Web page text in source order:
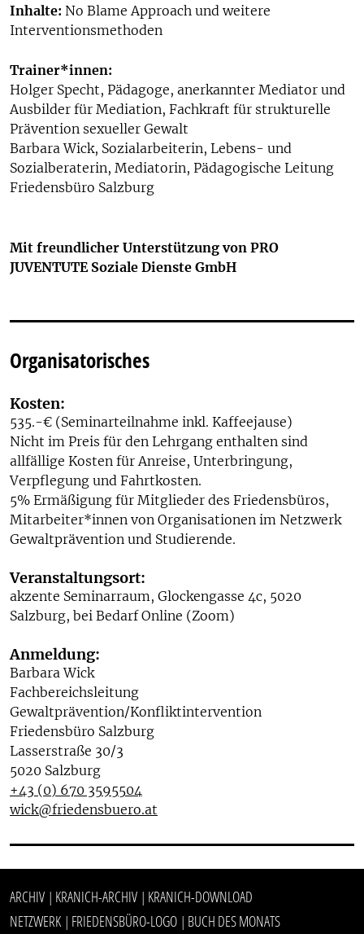
Inhalte: No Blame Approach und weitere
Interventionsmethoden
Trainer*innen:
Holger Specht, Pädagoge, anerkannter Mediator und
Ausbilder für Mediation, Fachkraft für strukturelle
Prävention sexueller Gewalt
Barbara Wick, Sozialarbeiterin, Lebens- und
Sozialberaterin, Mediatorin, Pädagogische Leitung
Friedensbüro Salzburg
Mit freundlicher Unterstützung von PRO
JUVENTUTE Soziale Dienste GmbH
Organisatorisches
Kosten:
535.-€ (Seminarteilnahme inkl. Kaffeejause)
Nicht im Preis für den Lehrgang enthalten sind
allfällige Kosten für Anreise, Unterbringung,
Verpflegung und Fahrtkosten.
5% Ermäßigung für Mitglieder des Friedensbüros,
Mitarbeiter*innen von Organisationen im Netzwerk
Gewaltprävention und Studierende.
Veranstaltungsort:
akzente Seminarraum, Glockengasse 4c, 5020
Salzburg, bei Bedarf Online (Zoom)
Anmeldung:
Barbara Wick
Fachbereichsleitung
Gewaltprävention/Konfliktintervention
Friedensbüro Salzburg
Lasserstraße 30/3
5020 Salzburg
+43 (0) 670 3595504
wick@friedensbuero.at
ARCHIV | KRANICH-ARCHIV | KRANICH-DOWNLOAD
NETZWERK | FRIEDENSBÜRO-LOGO | BUCH DES MONATS